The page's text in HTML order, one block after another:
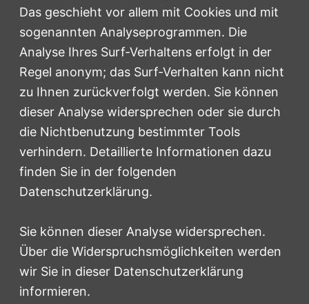
Das geschieht vor allem mit Cookies und mit
sogenannten Analyseprogrammen. Die
Analyse Ihres Surf-Verhaltens erfolgt in der
Regel anonym; das Surf-Verhalten kann nicht
zu Ihnen zurückverfolgt werden. Sie können
dieser Analyse widersprechen oder sie durch
die Nichtbenutzung bestimmter Tools
verhindern. Detaillierte Informationen dazu
finden Sie in der folgenden
Datenschutzerklärung.
Sie können dieser Analyse widersprechen.
Über die Widerspruchsmöglichkeiten werden
wir Sie in dieser Datenschutzerklärung
informieren.